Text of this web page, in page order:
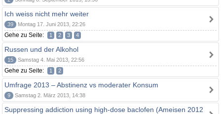
Ich weiss nicht mehr weiter
39 Montag 17. Juni 2013, 22:26
Gehe zu Seite: 1 2 3 4
Russen und der Alkohol
15 Samstag 4. Mai 2013, 22:56
Gehe zu Seite: 1 2
Umfrage 2013 – Abstinenz vs moderater Konsum
9 Samstag 2. März 2013, 14:38
Suppressing addiction using high-dose baclofen (Ameisen 2012